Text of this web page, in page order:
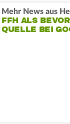
Mehr News aus
FFH ALS
QUELLE BEI